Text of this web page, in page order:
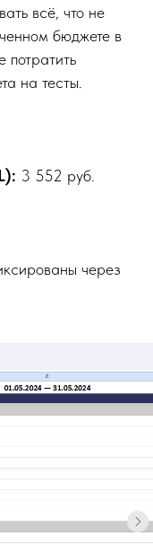
всё, что не
бюджете в
потратить
на тесты.
3 552 руб.
через